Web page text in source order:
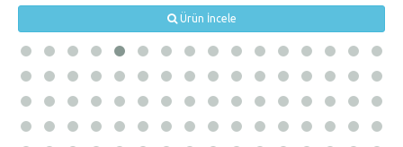
Ürün İncele